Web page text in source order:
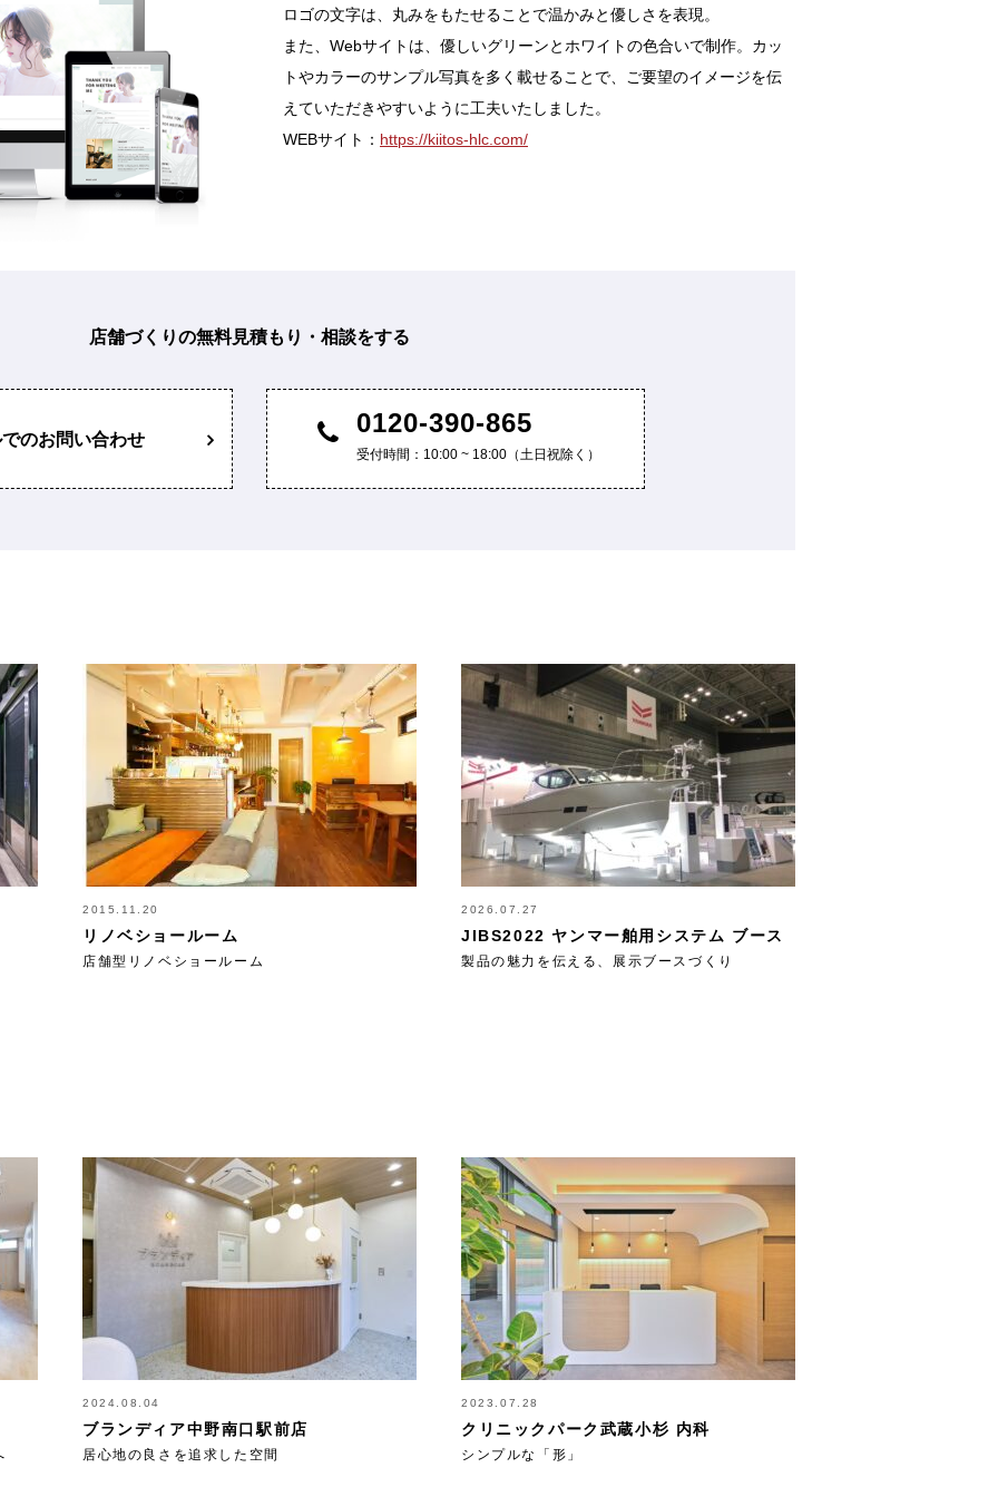
ロゴの文字は、丸みをもたせることで温かみと優しさを表現。
また、Webサイトは、優しいグリーンとホワイトの色合いで制作。カッ
トやカラーのサンプル写真を多く載せることで、ご要望のイメージを伝
えていただきやすいように工夫いたしました。
WEBサイト： https://kiitos-hlc.com/
店舗づくりの無料見積もり・相談をする
のお問い合わせ
0120-390-865
受付時間：10:00 ~ 18:00（土日祝除く）
2015.11.20
リノベショールーム
店舗型リノベショールーム
2026.07.27
JIBS2022 ヤンマー舶用システム ブース
製品の魅力を伝える、展示ブースづくり
2024.08.04
ブランディア中野南口駅前店
居心地の良さを追求した空間
2023.07.28
クリニックパーク武蔵小杉 内科
シンプルな「形」